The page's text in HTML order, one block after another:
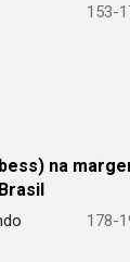
153-
na
178-